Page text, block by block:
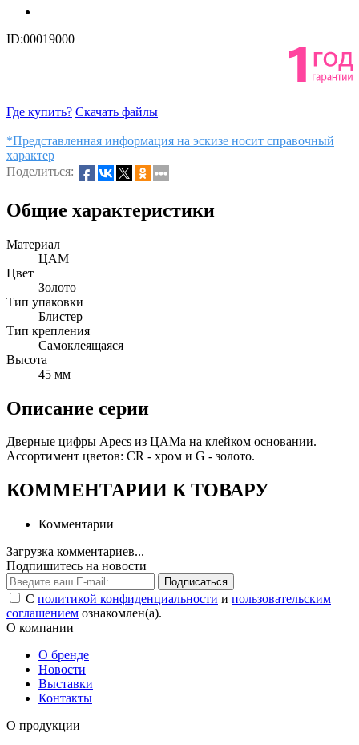
ID:00019000
Где купить? Скачать файлы
*Представленная информация на эскизе носит справочный
характер
Поделиться:
Общие характеристики
Материал
ЦАМ
Цвет
Золото
Тип упаковки
Блистер
Тип крепления
Самоклеящаяся
Высота
45 мм
Описание серии
Дверные цифры Apecs из ЦАМа на клейком основании.
Ассортимент цветов: CR - хром и G - золото.
КОММЕНТАРИИ К ТОВАРУ
Комментарии
Загрузка комментариев...
Подпишитесь на новости
Подписаться
С политикой конфиденциальности и пользовательским
соглашением ознакомлен(а).
О компании
О бренде
Новости
Выставки
Контакты
О продукции